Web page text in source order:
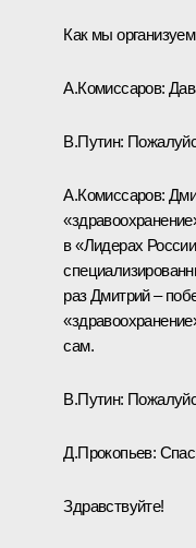
Как мы
А.Комиссаров:
В.Путин:
А.Комиссаров:
в «Лидерах
раз Дмитрий –
сам.
В.Путин:
Д.Прокопьев:
Здравствуйте!